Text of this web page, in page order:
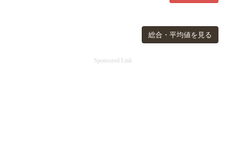
総合・平均値を見る
Sponsored Link